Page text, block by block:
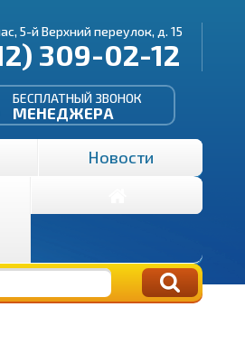
5-й Верхний переулок, д. 15
309-02-12
БЕСПЛАТНЫЙ ЗВОНОК
МЕНЕДЖЕРА
Новости